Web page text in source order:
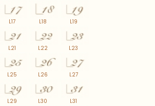
L17 L18 L19
L21 L22 L23
L25 L26 L27
L29 L30 L31